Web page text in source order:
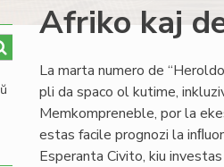
Afriko kaj
La marta numero de
pli da spaco ol kutime,
Memkompreneble, por la
estas facile prognozi la
Esperanta Civito, kiu